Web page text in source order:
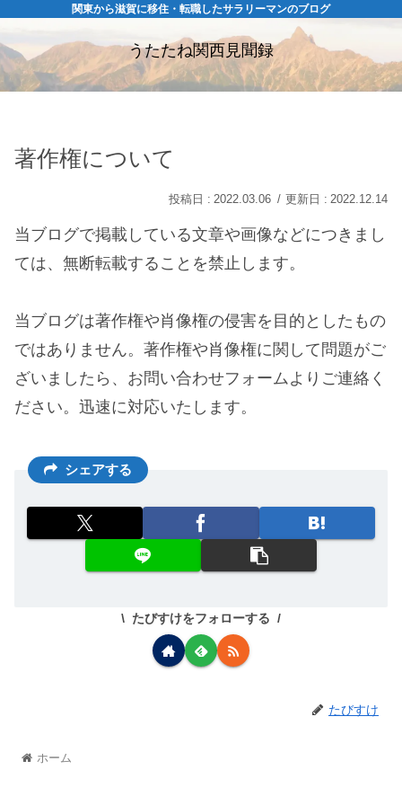
関東から滋賀に移住・転職したサラリーマンのブログ
うたたね関西見聞録
著作権について
2022.03.06 2022.12.14
当ブログで掲載している文章や画像などにつきまし
ては、無断転載することを禁止します。
当ブログは著作権や肖像権の侵害を目的としたもの
ではありません。著作権や肖像権に関して問題がご
ざいましたら、お問い合わせフォームよりご連絡く
ださい。迅速に対応いたします。
シェアする
たびすけをフォローする
たびすけ
ホーム